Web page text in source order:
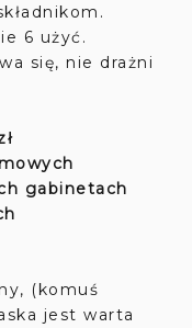
6 użyć.
się, nie drażni
gabinetach
(komuś
jest warta